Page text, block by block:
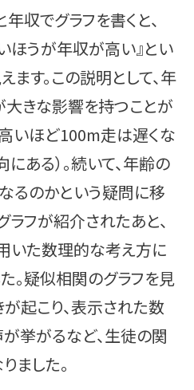
収でグラフを書くと、
ほうが年収が高い』とい
ます。この説明として、年
きな影響を持つことが
いほど100m走は遅くな
ある）。続いて、年齢の
るのかという疑問に移
ラフが紹介されたあと、
いた数理的な考え方に
。疑似相関のグラフを見
起こり、表示された数
挙がるなど、生徒の関
ました。